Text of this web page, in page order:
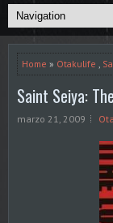
Home » Otakulife ,
Saint Seiya:
marzo 21, 2009